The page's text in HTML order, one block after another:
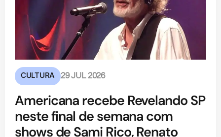
CULTURA 29 JUL 2026
Americana recebe Revelando SP
neste final de semana com
shows de Sami Rico, Renato